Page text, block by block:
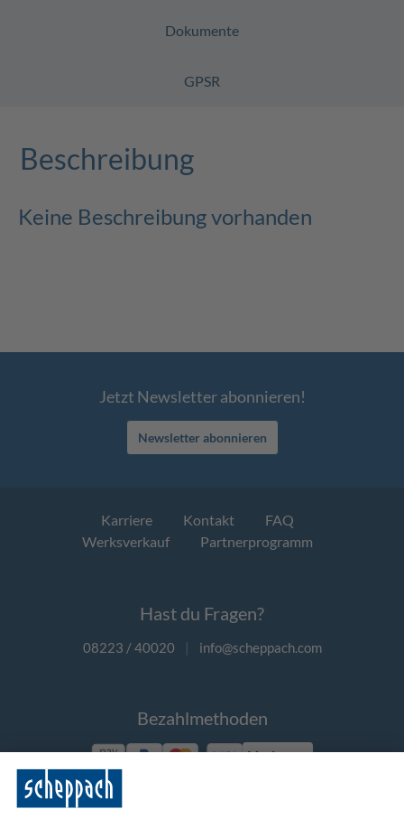
Dokumente
GPSR
Beschreibung
Keine Beschreibung vorhanden
Jetzt Newsletter abonnieren!
Newsletter abonnieren
Karriere Kontakt
FAQ
Werksverkauf
Partnerprogramm
Hast du Fragen?
08223 / 40020 | info@scheppach.com
Bezahlmethoden
Vorkasse